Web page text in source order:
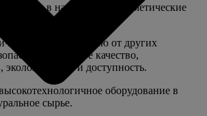
заботу в натуральные косметические
Вашу жизнь лучше.
нашу продукцию от других
высокое качество,
экологичность и доступность.
оборудование в
сырье.